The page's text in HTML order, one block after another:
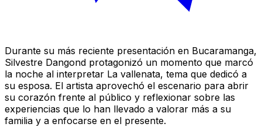
Durante su más reciente presentación en Bucaramanga,
Silvestre Dangond protagonizó un momento que marcó
la noche al interpretar La vallenata, tema que dedicó a
su esposa. El artista aprovechó el escenario para abrir
su corazón frente al público y reflexionar sobre las
experiencias que lo han llevado a valorar más a su
familia y a enfocarse en el presente.